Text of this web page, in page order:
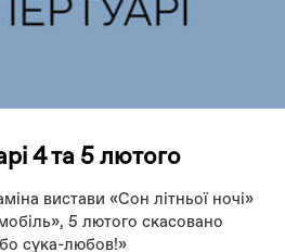
4 та 5 лютого
вистави «Сон літньої ночі»
5 лютого скасовано
сука-любов!»